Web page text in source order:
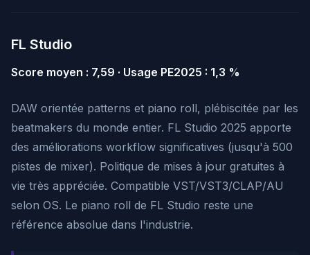
FL Studio
Score moyen : 7,59 · Usage PE2025 : 1,3 %
DAW orientée patterns et piano roll, plébiscitée par les
beatmakers du monde entier. FL Studio 2025 apporte
des améliorations workflow significatives (jusqu'à 500
pistes de mixer). Politique de mises à jour gratuites à
vie très appréciée. Compatible VST/VST3/CLAP/AU
selon OS. Le piano roll de FL Studio reste une
référence absolue dans l'industrie.